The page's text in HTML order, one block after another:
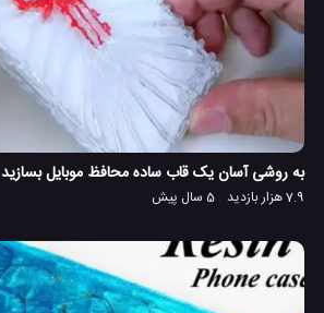
به روشی آسان یک قاب ساده محافظ موبایل بسازید
7.9 هزار بازدید 5 سال پیش